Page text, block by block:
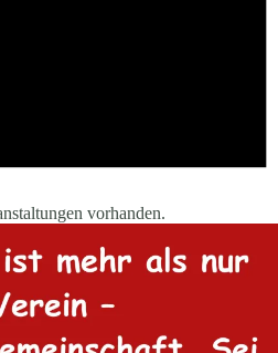
vorhanden.